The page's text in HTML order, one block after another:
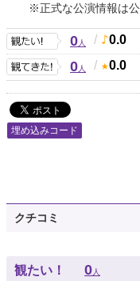
※正式な公演情報は公
0人 / 0.0
0人 / 0.0
埋め込みコード
クチコミ
観たい！ 0人